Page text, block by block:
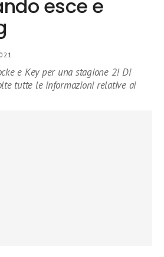
esce e
e Key per una stagione 2! Di
tutte le informazioni relative ai